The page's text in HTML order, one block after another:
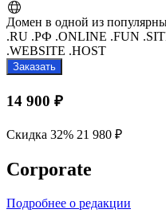
Домен в одной из
.RU .РФ .ONLINE .FUN
.WEBSITE .HOST
Заказать
14 900 ₽
Скидка 32% 21 980 ₽
Corporate
Подробнее о редакции